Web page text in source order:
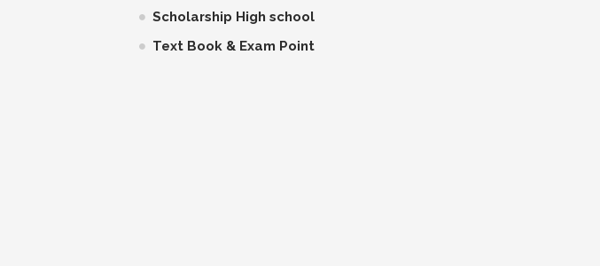
Scholarship High school
Text Book & Exam Point